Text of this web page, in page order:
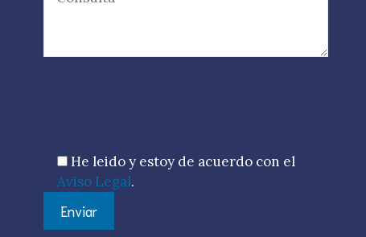
He leido y estoy de acuerdo con el
Aviso Legal.